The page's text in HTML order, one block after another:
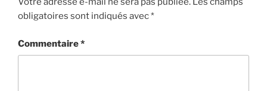
obligatoires sont indiqués avec*
Commentaire*